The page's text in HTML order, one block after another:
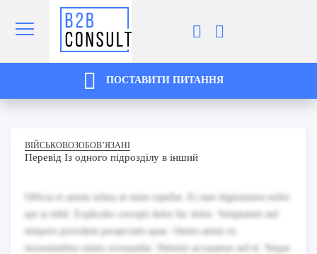
ПОСТАВИТИ ПИТАННЯ
ВІЙСЬКОВОЗОБОВ’ЯЗАНІ
Перевід Із одного підрозділу в інший
Officia et autem soluta ut enim repellat. Et sunt dignissimos nobis
qui at nihil. Explicabo corrupti dolor hic dolor. Voluptatem sed
tempore provident perspiciatis quae. Omnis animi ex
necessitatibus omnis recusandae. Deleniti accusamus sed et. Neque